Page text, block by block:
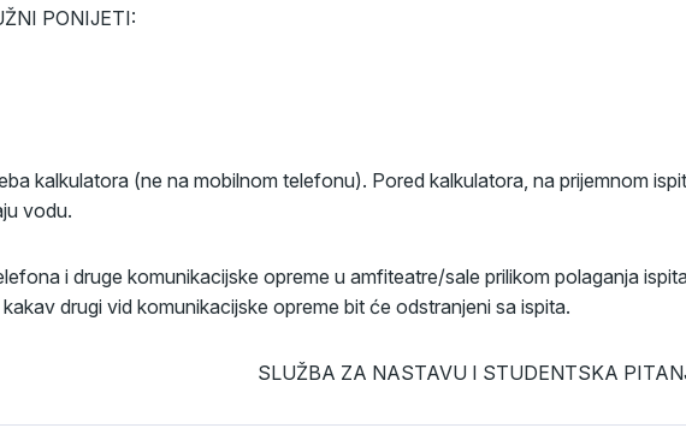
PONIJETI:
kalkulatora (ne na mobilnom telefonu). Pored kalkulatora, na prijemnom
vodu.
i druge komunikacijske opreme u amfiteatre/sale prilikom polaganja
drugi vid komunikacijske opreme bit će odstranjeni sa ispita.
SLUŽBA ZA NASTAVU I STUDENTSKA